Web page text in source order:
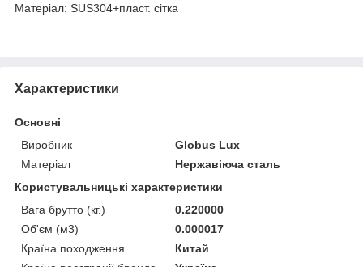
Матеріал: SUS304+пласт. сітка
Характеристики
Основні
Виробник
Globus Lux
Матеріал
Нержавіюча сталь
Користувальницькі характеристики
Вага брутто (кг.)
0.220000
Об'єм (м3)
0.000017
Країна походження
Китай